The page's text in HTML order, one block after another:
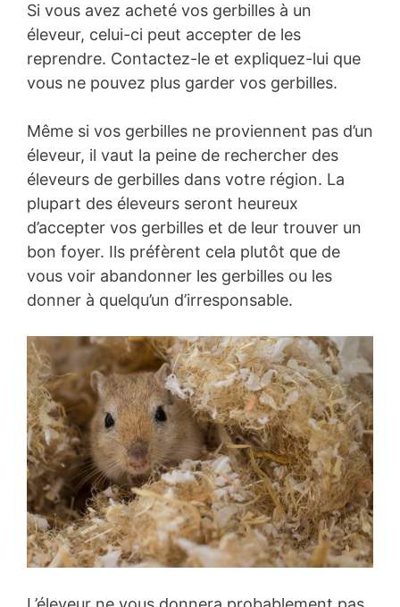
Si vous avez acheté vos gerbilles à un
éleveur, celui-ci peut accepter de les
reprendre. Contactez-le et expliquez-lui que
vous ne pouvez plus garder vos gerbilles.
Même si vos gerbilles ne proviennent pas d’un
éleveur, il vaut la peine de rechercher des
éleveurs de gerbilles dans votre région. La
plupart des éleveurs seront heureux
d’accepter vos gerbilles et de leur trouver un
bon foyer. Ils préfèrent cela plutôt que de
vous voir abandonner les gerbilles ou les
donner à quelqu’un d’irresponsable.